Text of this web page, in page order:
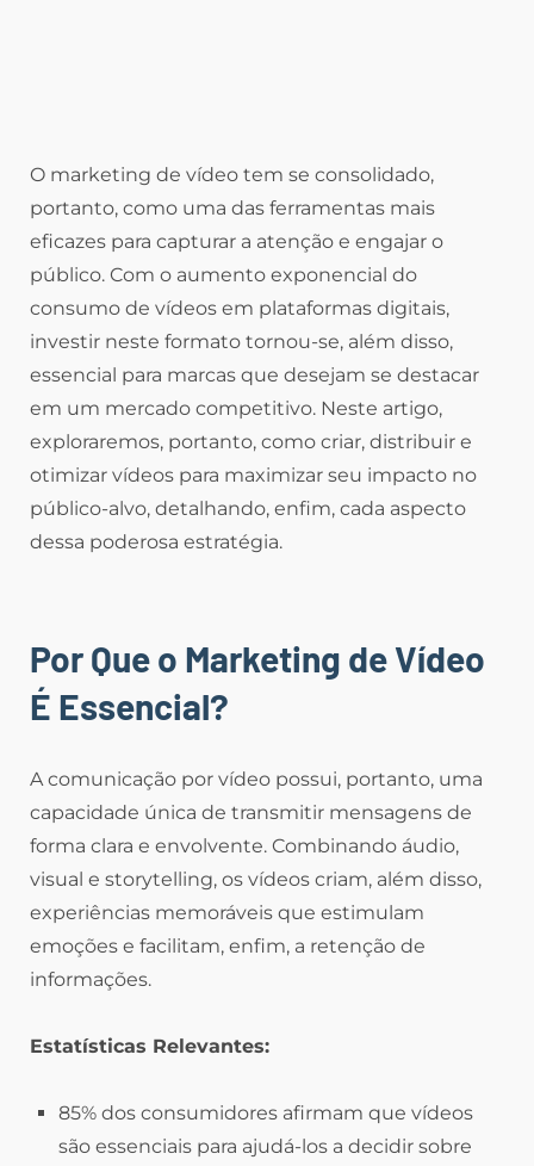
O marketing de vídeo tem se consolidado,
portanto, como uma das ferramentas mais
eficazes para capturar a atenção e engajar o
público. Com o aumento exponencial do
consumo de vídeos em plataformas digitais,
investir neste formato tornou-se, além disso,
essencial para marcas que desejam se destacar
em um mercado competitivo. Neste artigo,
exploraremos, portanto, como criar, distribuir e
otimizar vídeos para maximizar seu impacto no
público-alvo, detalhando, enfim, cada aspecto
dessa poderosa estratégia.
Por Que o Marketing de Vídeo
É Essencial?
A comunicação por vídeo possui, portanto, uma
capacidade única de transmitir mensagens de
forma clara e envolvente. Combinando áudio,
visual e storytelling, os vídeos criam, além disso,
experiências memoráveis que estimulam
emoções e facilitam, enfim, a retenção de
informações.
Estatísticas Relevantes:
85% dos consumidores afirmam que vídeos
são essenciais para ajudá-los a decidir sobre